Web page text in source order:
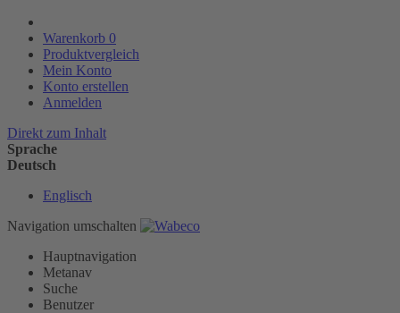
Warenkorb 0
Produktvergleich
Mein Konto
Konto erstellen
Anmelden
Direkt zum Inhalt
Sprache
Deutsch
Englisch
Navigation umschalten
Hauptnavigation
Metanav
Suche
Benutzer